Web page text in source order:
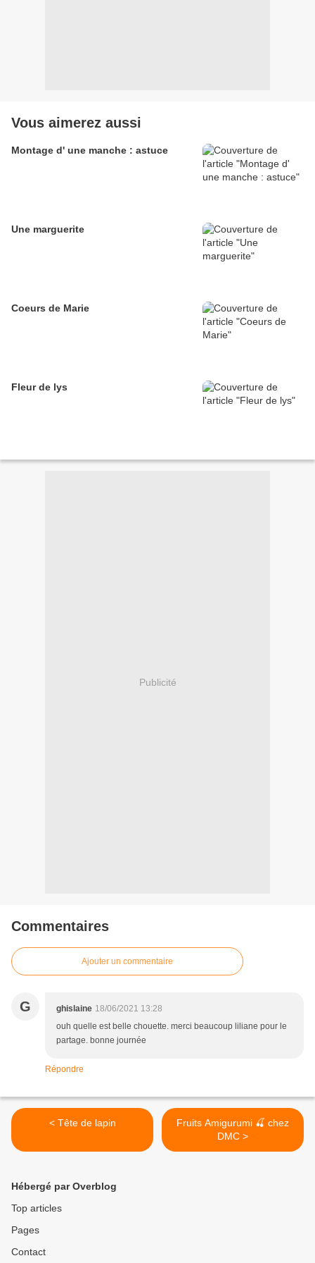
Vous aimerez aussi
Montage d' une manche : astuce
Une marguerite
Coeurs de Marie
Fleur de lys
Publicité
Commentaires
Ajouter un commentaire
G ghislaine 18/06/2021 13:28
ouh quelle est belle chouette. merci beaucoup liliane pour le
partage. bonne journée
Répondre
< Tête de lapin
Fruits Amigurumi 🍒 chez
DMC >
Hébergé par Overblog
Top articles
Pages
Contact